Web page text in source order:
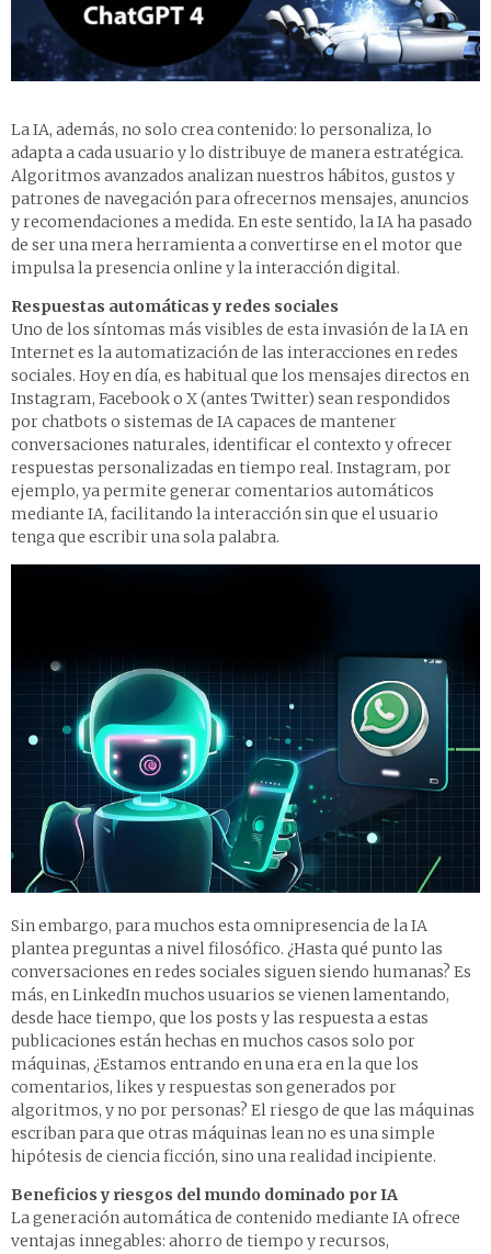
La IA, además, no solo crea contenido: lo personaliza, lo
adapta a cada usuario y lo distribuye de manera estratégica.
Algoritmos avanzados analizan nuestros hábitos, gustos y
patrones de navegación para ofrecernos mensajes, anuncios
y recomendaciones a medida. En este sentido, la IA ha pasado
de ser una mera herramienta a convertirse en el motor que
impulsa la presencia online y la interacción digital.
Respuestas automáticas y redes sociales
Uno de los síntomas más visibles de esta invasión de la IA en
Internet es la automatización de las interacciones en redes
sociales. Hoy en día, es habitual que los mensajes directos en
Instagram, Facebook o X (antes Twitter) sean respondidos
por chatbots o sistemas de IA capaces de mantener
conversaciones naturales, identificar el contexto y ofrecer
respuestas personalizadas en tiempo real. Instagram, por
ejemplo, ya permite generar comentarios automáticos
mediante IA, facilitando la interacción sin que el usuario
tenga que escribir una sola palabra.
Sin embargo, para muchos esta omnipresencia de la IA
plantea preguntas a nivel filosófico. ¿Hasta qué punto las
conversaciones en redes sociales siguen siendo humanas? Es
más, en LinkedIn muchos usuarios se vienen lamentando,
desde hace tiempo, que los posts y las respuesta a estas
publicaciones están hechas en muchos casos solo por
máquinas, ¿Estamos entrando en una era en la que los
comentarios, likes y respuestas son generados por
algoritmos, y no por personas? El riesgo de que las máquinas
escriban para que otras máquinas lean no es una simple
hipótesis de ciencia ficción, sino una realidad incipiente.
Beneficios y riesgos del mundo dominado por IA
La generación automática de contenido mediante IA ofrece
ventajas innegables: ahorro de tiempo y recursos,